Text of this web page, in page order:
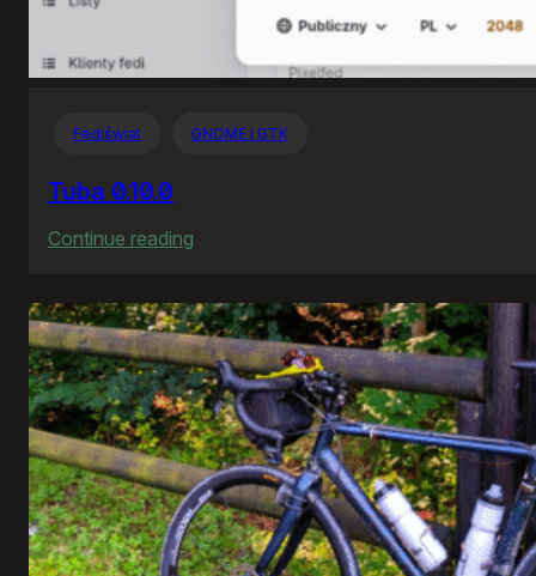
Fediświat GNOME i GTK
Tuba 0.10.0
Continue reading
0.10.0